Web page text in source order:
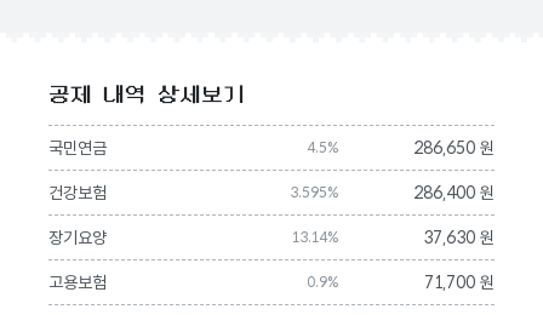
공제 내역 상세보기
국민연금 4.5% 286,650 원
건강보험 3.595% 286,400 원
장기요양 13.14% 37,630 원
고용보험 0.9% 71,700 원